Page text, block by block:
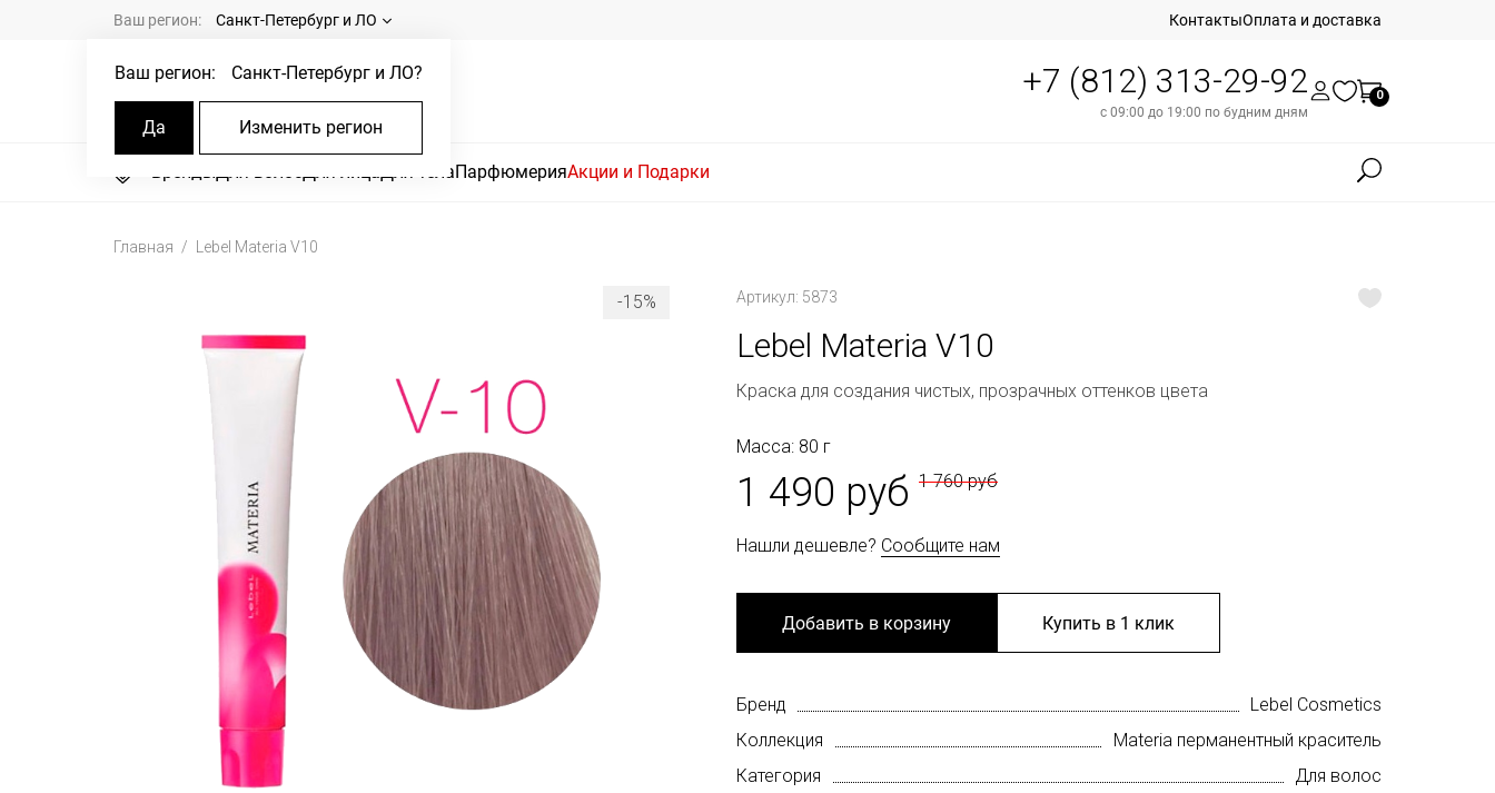
Ваш регион: Санкт-Петербург и ЛО
Ваш регион: Санкт-Петербург и ЛО?
Да Изменить регион
КонтактыОплата и доставка
+7 (812) 313-29-92
с 09:00 до 19:00 по будним дням
0
БрендыДля волосДля лицаДля телаПарфюмерияАкции и Подарки
Главная Lebel Materia V10
-15% Артикул: 5873
Lebel Materia V10
Краска для создания чистых, прозрачных оттенков цвета
Масса: 80 г
1 490 руб 1 760 руб
Нашли дешевле? Сообщите нам
Добавить в корзину Купить в 1 клик
Бренд
Lebel Cosmetics
Коллекция
Materia перманентный краситель
Категория
Для волос